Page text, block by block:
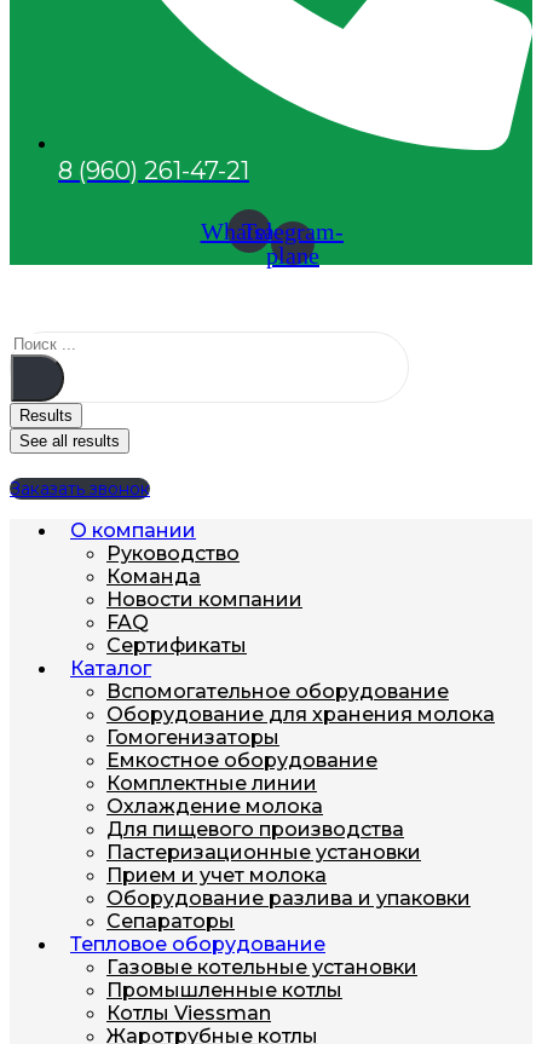
8 (960) 261-47-21
Whatsapp
Telegram-
plane
Results
See all results
Заказать звонок
О компании
Руководство
Команда
Новости компании
FAQ
Сертификаты
Каталог
Вспомогательное оборудование
Оборудование для хранения молока
Гомогенизаторы
Емкостное оборудование
Комплектные линии
Охлаждение молока
Для пищевого производства
Пастеризационные установки
Прием и учет молока
Оборудование разлива и упаковки
Сепараторы
Тепловое оборудование
Газовые котельные установки
Промышленные котлы
Котлы Viessman
Жаротрубные котлы